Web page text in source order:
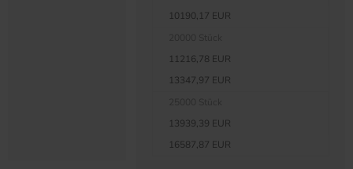
10190,17 EUR
11216,78 EUR
13347,97 EUR
13939,39 EUR
16587,87 EUR